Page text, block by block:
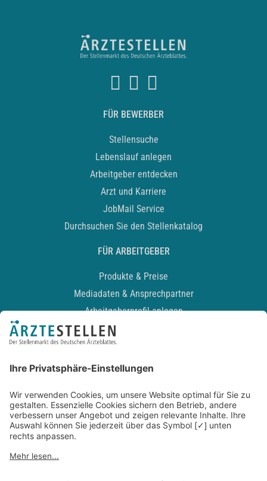
FÜR BEWERBER
Stellensuche
Lebenslauf anlegen
Arbeitgeber entdecken
Arzt und Karriere
JobMail Service
Durchsuchen Sie den Stellenkatalog
FÜR ARBEITGEBER
Produkte & Preise
Mediadaten & Ansprechpartner
Arbeitgeberprofil anlegen
Recruiting-Podcast
Kontakt
Datenschutz
Newsletter